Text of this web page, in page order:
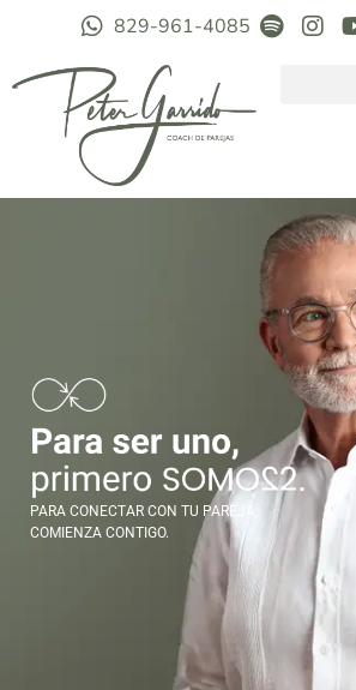
829-961-4085
PARA CONECTAR CON TU PAREJA,
COMIENZA CONTIGO.